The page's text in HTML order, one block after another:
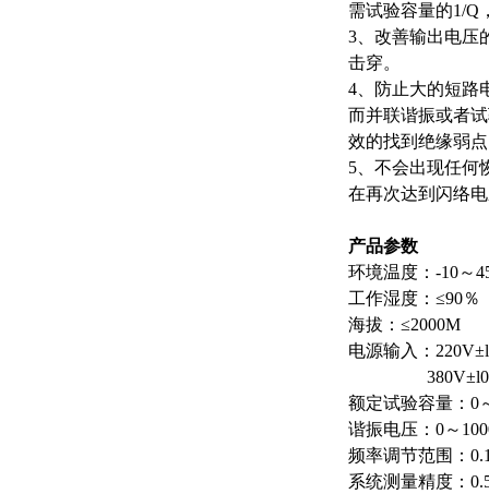
需试验容量的1/Q
3、改善输出电压
击穿。
4、防止大的短路
而并联谐振或者
效的找到绝缘弱
5、不会出现任何
在再次达到闪络
产品参数
环境温度：-10～
工作湿度：≤90％
海拔：≤2000M
电源输入：
380V±l0％三
额定试验容量：0
谐振电压：0～
频率调节范围：
系统测量精度：